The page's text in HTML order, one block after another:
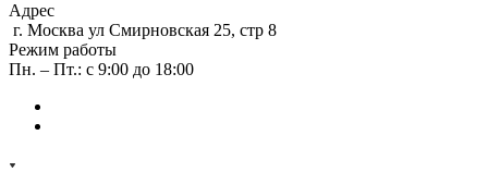
Адрес
г. Москва ул Смирновская 25, стр 8
Режим работы
Пн. – Пт.: с 9:00 до 18:00